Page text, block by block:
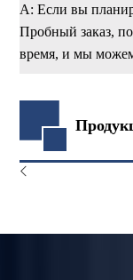
А: Если вы
Пробный заказ,
время, и мы